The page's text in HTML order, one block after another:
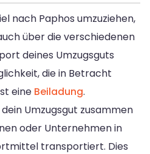
nach Paphos umzuziehen,
über die verschiedenen
deines Umzugsguts
die in Betracht
eine Beiladung.
Umzugsgut zusammen
oder Unternehmen in
transportiert. Dies